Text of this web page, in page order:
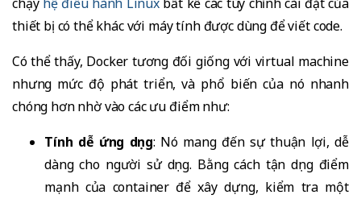
thiết bị có thể khác với máy tính được dùng để viết code.
Có thể thấy, Docker tương đối giống với virtual machine
nhưng mức độ phát triển, và phổ biến của nó nhanh
chóng hơn nhờ vào các ưu điểm như:
Tính dễ ứng dụng: Nó mang đến sự thuận lợi, dễ
dàng cho người sử dụng. Bằng cách tận dụng điểm
mạnh của container để xây dựng, kiểm tra một